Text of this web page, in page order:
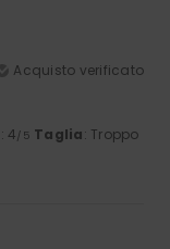
Acquisto verificato
: 4/5 Taglia: Troppo